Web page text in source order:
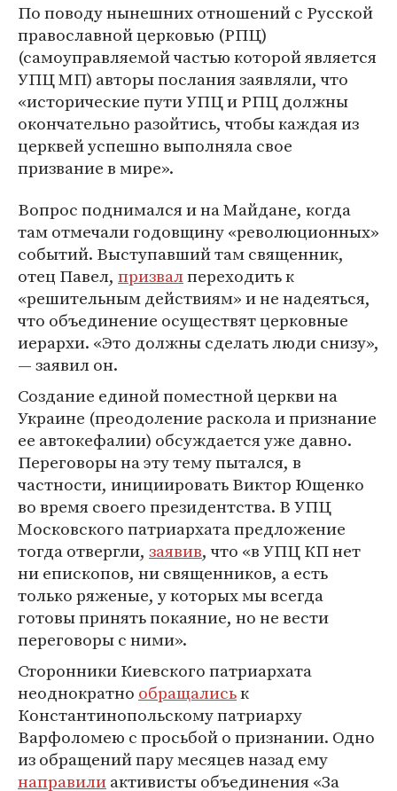
По поводу нынешних отношений с Русской
православной церковью (РПЦ)
(самоуправляемой частью которой является
УПЦ МП) авторы послания заявляли, что
«исторические пути УПЦ и РПЦ должны
окончательно разойтись, чтобы каждая из
церквей успешно выполняла свое
призвание в мире».
Вопрос поднимался и на Майдане, когда
там отмечали годовщину «революционных»
событий. Выступавший там священник,
отец Павел, призвалпереходить к
«решительным действиям» и не надеяться,
что объединение осуществят церковные
иерархи. «Это должны сделать люди снизу»,
— заявил он.
Создание единой поместной церкви на
Украине (преодоление раскола и признание
ее автокефалии) обсуждается уже давно.
Переговоры на эту тему пытался, в
частности, инициировать Виктор Ющенко
во время своего президентства. В УПЦ
Московского патриархата предложение
тогда отвергли, заявив, что «в УПЦ КП нет
ни епископов, ни священников, а есть
только ряженые, у которых мы всегда
готовы принять покаяние, но не вести
переговоры с ними».
Сторонники Киевского патриархата
неоднократно обращалиськ
Константинопольскому патриарху
Варфоломею с просьбой о признании. Одно
из обращений пару месяцев назад ему
направилиактивисты объединения «За